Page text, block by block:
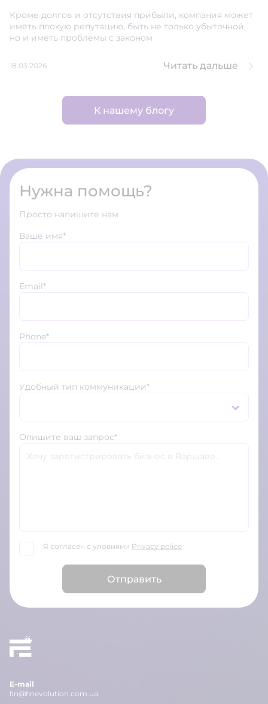
Кроме долгов и отсутствия прибыли, компания может
иметь плохую репутацию, быть не только убыточной,
но и иметь проблемы с законом
18.03.2026 Читать дальше
К нашему блогу
Нужна помощь?
Просто напишите нам
Ваше имя*
Email*
Phone*
Удобный тип коммуникации*
Опишите ваш запрос*
Я согласен с уловиями Privacy police
Отправить
E-mail
fin@finevolution.com.ua